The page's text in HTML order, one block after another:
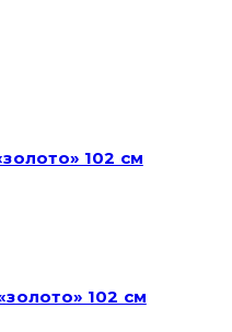
102 см
102 см